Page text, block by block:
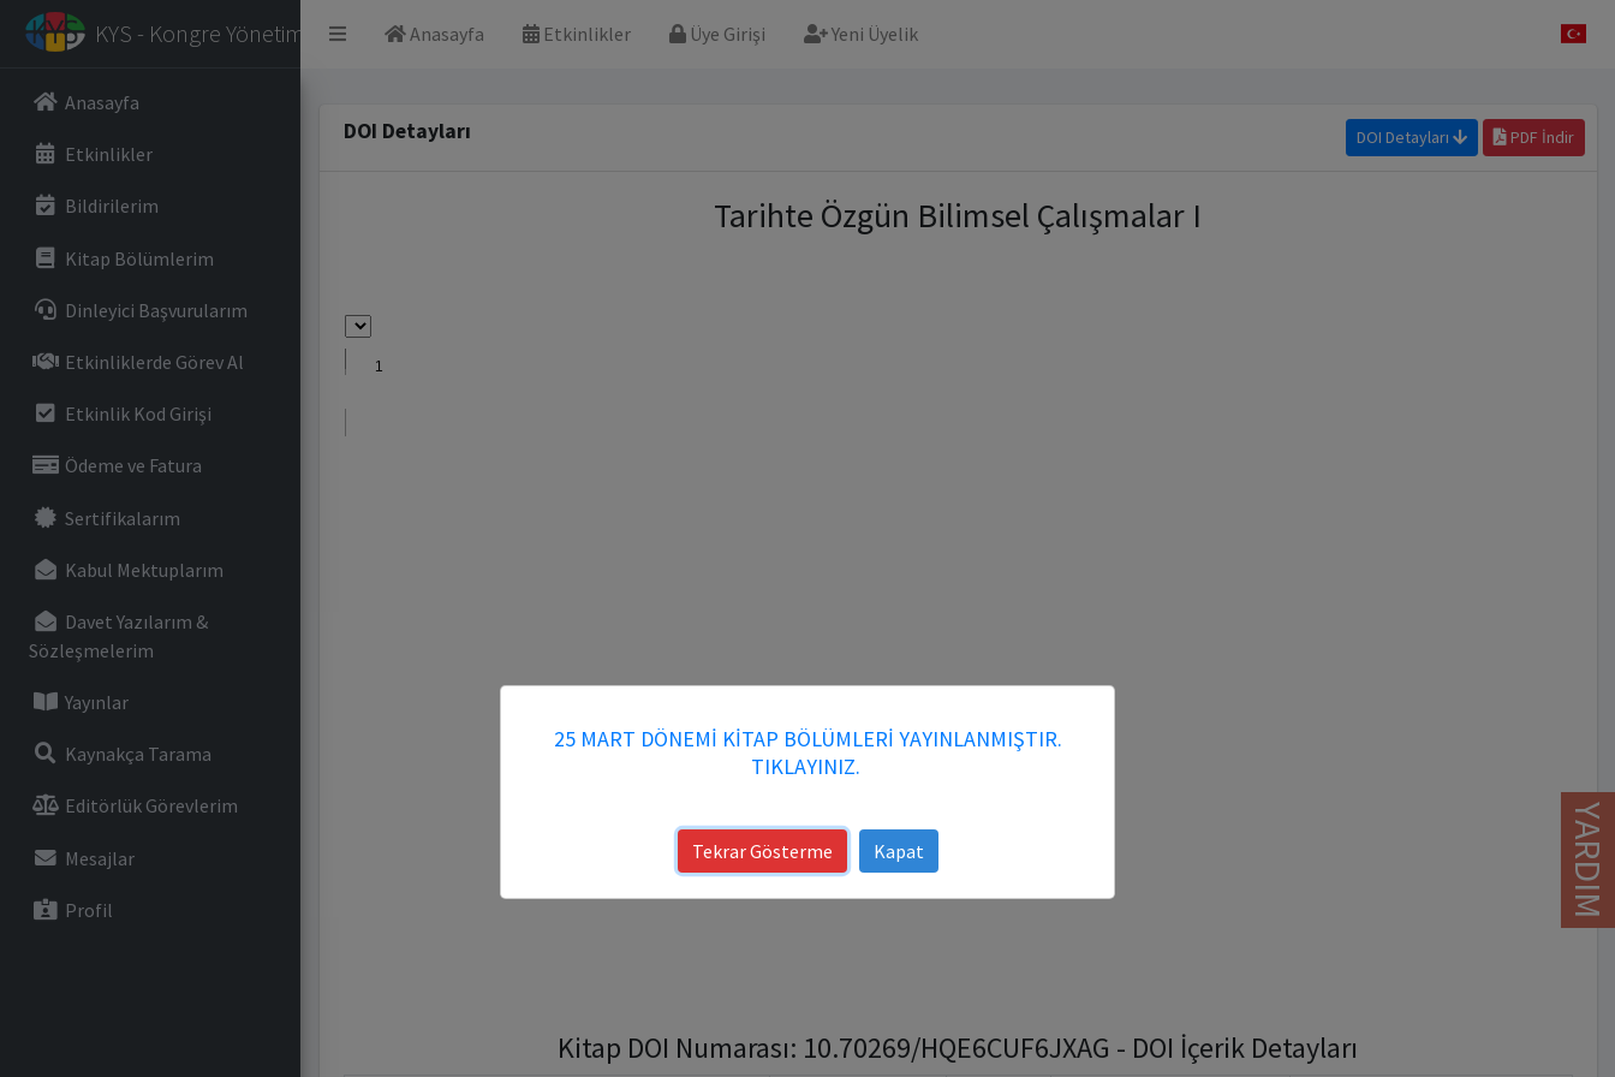
Anasayfa Etkinlikler Üye Girişi Yeni Üyelik
KYS - Kongre Yönetim Sistemi
Anasayfa
Etkinlikler
Bildirilerim
Kitap Bölümlerim
Dinleyici Başvurularım
Etkinliklerde Görev Al
Etkinlik Kod Girişi
Ödeme ve Fatura
Sertifikalarım
Kabul Mektuplarım
Davet Yazılarım &
Sözleşmelerim
Yayınlar
Kaynakça Tarama
Editörlük Görevlerim
Mesajlar
Profil
DOI Detayları DOI Detayları PDF İndir
Tarihte Özgün Bilimsel Çalışmalar I
Kitap DOI Numarası: 10.70269/HQE6CUF6JXAG - DOI İçerik Detayları
YARDIM
25 MART DÖNEMİ KİTAP BÖLÜMLERİ YAYINLANMIŞTIR.
TIKLAYINIZ.
Tekrar Gösterme Kapat